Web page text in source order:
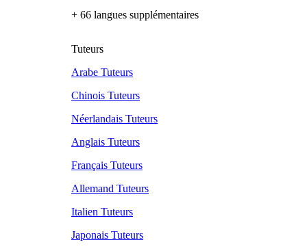
+ 66 langues supplémentaires
Tuteurs
Arabe Tuteurs
Chinois Tuteurs
Néerlandais Tuteurs
Anglais Tuteurs
Français Tuteurs
Allemand Tuteurs
Italien Tuteurs
Japonais Tuteurs